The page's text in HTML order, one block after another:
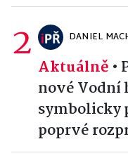
2 DANIEL
Aktuálně •
nové Vodní
symbolicky
poprvé